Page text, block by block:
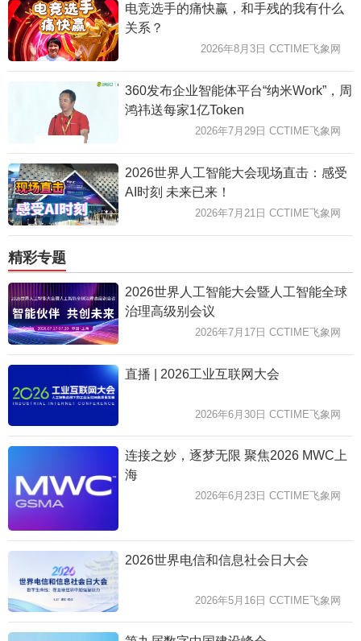
电竞选手的痛快赢，和手残的我有什么
关系？
2026年8月3日 CCTIME飞象网
360发布企业智能体平台“纳米Work”，周
鸿祎送每家1亿Token
2026年7月29日 CCTIME飞象网
2026世界人工智能大会现场直击：感受
AI时刻 未来已来！
2026年7月21日 CCTIME飞象网
精彩专题
2026世界人工智能大会暨人工智能全球
治理高级别会议
2026年7月17日 CCTIME飞象网
直播 | 2026工业互联网大会
2026年6月30日 CCTIME飞象网
连接之妙，逐梦无限 聚焦2026 MWC上
海
2026年6月23日 CCTIME飞象网
2026世界电信和信息社会日大会
2026年5月16日 CCTIME飞象网